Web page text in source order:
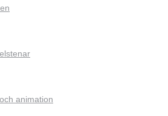
animation